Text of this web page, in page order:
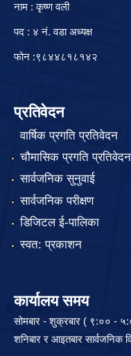
नाम : कृष्ण वली
पद : ४ नं. वडा अध्यक्ष
फोन :९८४४८१८१४२
प्रतिवेदन
वार्षिक प्रगति प्रतिवेदन
चौमासिक प्रगति प्रतिवेदन
सार्वजनिक सुनुवाई
सार्वजनिक परीक्षण
डिजिटल ई-पालिका
स्वत: प्रकाशन
कार्यालय समय
सोमबार - शुक्रबार ( ९:०० -
शनिबार र आइतबार सार्वजनिक